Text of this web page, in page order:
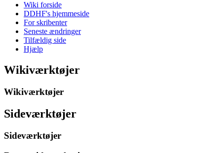
Wiki forside
DDHF's hjemmeside
For skribenter
Seneste ændringer
Tilfældig side
Hjælp
Wikiværktøjer
Wikiværktøjer
Sideværktøjer
Sideværktøjer